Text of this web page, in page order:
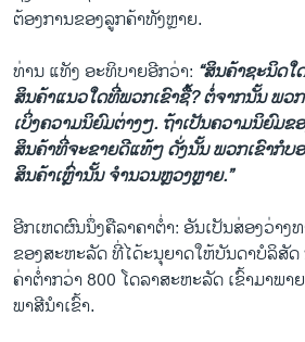
ຕ້ອງການຂອງລູກຄ້າທັງຫຼາຍ.
ທ່ານ ແທັງ ອະທິບາຍອີກວ່າ: “ສິນຄ້າຊະນິດໃ
ສິນຄ້າແນວໃດທີ່ພວກເຂົາຊື້? ຕໍ່ຈາກນັ້ນ ພວ
ເບິ່ງຄວາມນິຍົມຕ່າງໆ. ຖ້າເປັນຄວາມນິຍົມຂ
ສິນຄ້າທີ່ຈະຂາຍດີແທ້ໆ ດັ່ງນັ້ນ ພວກເຂົາກໍບ
ສິນຄ້າເຫຼົ່ານັ້ນ ຈຳນວນຫຼວງຫຼາຍ.”
ອີກເຫດຜົນນຶ່ງຄືລາຄາຕ່ຳ: ອັນເປັນສ່ອງວ່າ
ຂອງສະຫະລັດ ທີ່ໄດ້ະນຸຍາດໃຫ້ບັນດາບໍລິສັ
ຄ່າຕໍ່າກວ່າ 800 ໂດລາສະຫະລັດ ເຂົ້າມາພາ
ພາສີນຳເຂົ້າ.